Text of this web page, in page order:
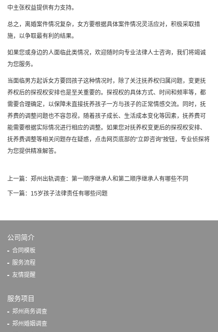
中主张权益提供有力支持。
总之，离婚案件情况复杂，女方要根据具体案件情况灵活应对，积极采取措
施，以争取最有利的结果。
如果您或身边的人面临此类情况，欢迎随时向专业法律人士咨询，我们将竭诚
为您服务。
当面临男方起诉女方要回孩子这种情况时，除了关注抚养权归属问题，变更抚
养权后的探视权安排也是至关重要的。探视权的具体方式、时间和频率等，都
需要合理确定，以保障未直接抚养孩子一方与孩子的正常情感交流。同时，抚
养费的调整问题也不容忽视，随着孩子成长、生活成本变化等因素，抚养费可
能需要根据实际情况进行相应的调整。如果您对抚养权变更后的探视权安排、
抚养费调整等相关问题存在疑惑，点击网页底部的“立即咨询”按钮，专业侦探将
为您提供精准解答。
上一篇： 郑州出轨调查：第一顺序继承人和第二顺序继承人有哪些不同
下一篇： 15岁孩子法律责任有哪些问题
公司简介
合同模板
服务流程
友情提醒
服务项目
郑州商务调查
郑州婚姻调查